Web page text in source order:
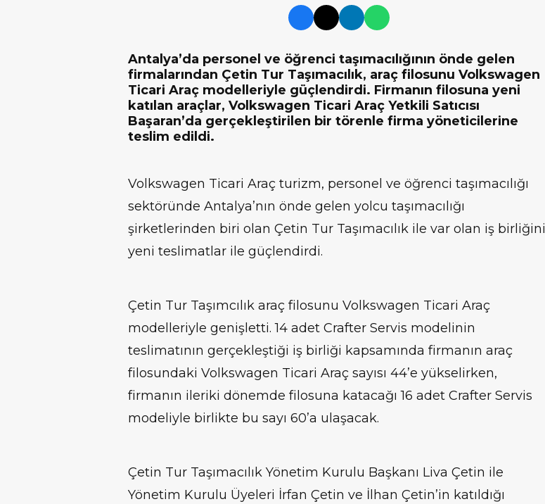
Antalya’da personel ve öğrenci taşımacılığının önde gelen
firmalarından Çetin Tur Taşımacılık, araç filosunu Volkswagen
Ticari Araç modelleriyle güçlendirdi. Firmanın filosuna yeni
katılan araçlar, Volkswagen Ticari Araç Yetkili Satıcısı
Başaran’da gerçekleştirilen bir törenle firma yöneticilerine
teslim edildi.
Volkswagen Ticari Araç turizm, personel ve öğrenci taşımacılığı
sektöründe Antalya’nın önde gelen yolcu taşımacılığı
şirketlerinden biri olan Çetin Tur Taşımacılık ile var olan iş birliğini
yeni teslimatlar ile güçlendirdi.
Çetin Tur Taşımcılık araç filosunu Volkswagen Ticari Araç
modelleriyle genişletti. 14 adet Crafter Servis modelinin
teslimatının gerçekleştiği iş birliği kapsamında firmanın araç
filosundaki Volkswagen Ticari Araç sayısı 44’e yükselirken,
firmanın ileriki dönemde filosuna katacağı 16 adet Crafter Servis
modeliyle birlikte bu sayı 60’a ulaşacak.
Çetin Tur Taşımacılık Yönetim Kurulu Başkanı Liva Çetin ile
Yönetim Kurulu Üyeleri İrfan Çetin ve İlhan Çetin’in katıldığı